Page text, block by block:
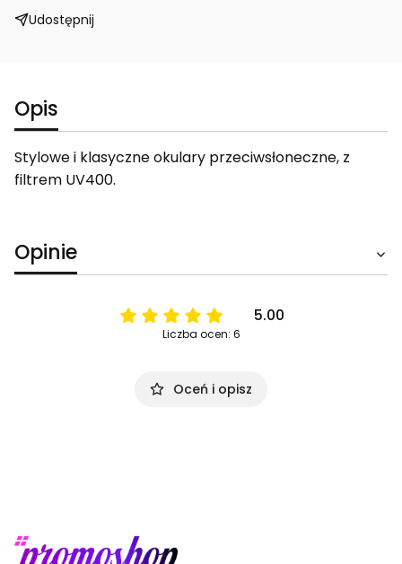
Udostępnij
Opis
Stylowe i klasyczne okulary przeciwsłoneczne, z
filtrem UV400.
Opinie
5.00
Liczba ocen: 6
Oceń i opisz